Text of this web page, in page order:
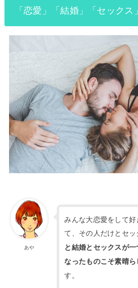
「恋愛」「結婚」「セック
あや
みんな大恋愛をして
て、その人だけとセッ
と結婚とセックスが
なったものこそ素晴
す。